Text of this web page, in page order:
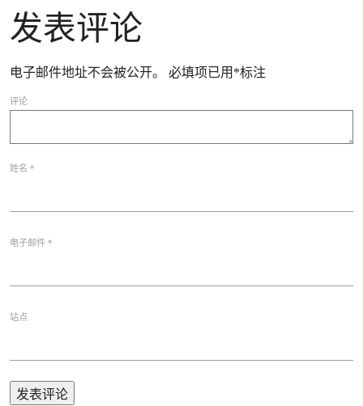
发表评论
电子邮件地址不会被公开。 必填项已用 *标注
评论
姓名 *
电子邮件 *
站点